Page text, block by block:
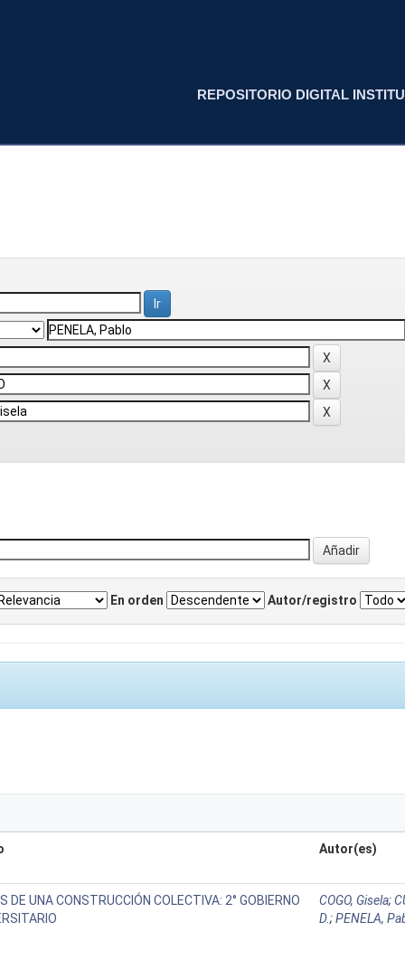
REPOSITORIO DIGITAL
En orden Autor/registro
Autor(es)
DE UNA CONSTRUCCIÓN COLECTIVA: 2° GOBIERNO
COGO, Gisela;
D.;PENELA,